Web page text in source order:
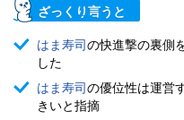
ざっくり言うと
はま寿司の快進撃の裏側
した
はま寿司の優位性は運営
きいと指摘